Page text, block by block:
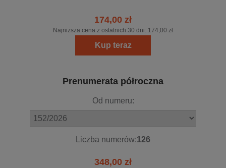
174,00 zł
Najniższa cena z ostatnich 30 dni: 174,00 zł
Kup teraz
Prenumerata półroczna
Od numeru:
Liczba numerów:126
348,00 zł